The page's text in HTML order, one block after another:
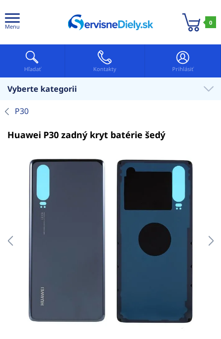
Menu
0
Hľadať Kontakty Prihlásiť
Vyberte kategorii
P30
Huawei P30 zadný kryt batérie šedý